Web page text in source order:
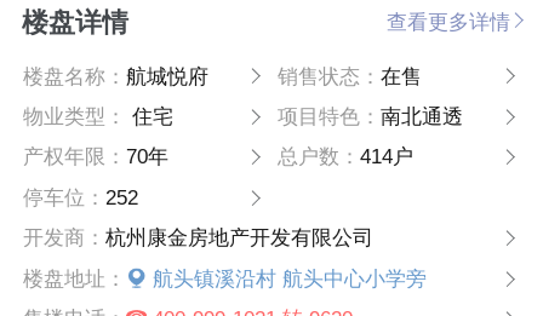
楼盘详情 查看更多详情
楼盘名称：航城悦府 销售状态： 在售
物业类型：
住宅 项目特色： 南北通透
产权年限：70年 总户数： 414户
停车位：252
开发商：杭州康金房地产开发有限公司
楼盘地址：
航头镇溪沿村 航头中心小学旁